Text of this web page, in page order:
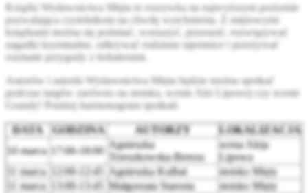
Książki Wydawnictwa Mięta to rozrywka na najwyższym poziomie
pozwalająca czytelnikom na chwilę wytchnienia. Z miętowymi
książkami można się pośmiać, wzruszyć, przerazić, rozwiązywać
zagadki kryminalne, odkrywać rodzinne tajemnice i przeżywać
rozmaite przygody z bohaterami.
Autorów i autorki Wydawnictwa Mięta będzie można spotkać
podczas targów zarówno na stoisku, scenie Alei Lipowej czy scenie
Grandy! Poniżej harmonogram spotkań:
DATA GODZINA AUTORZY
LOKALIZACJA
10 marca
17:00-18:00
Agnieszka
Trzeszkowska-Bereza
scena Aleja
Lipowa
11 marca
12:00-12:45 Agnieszka Kulbat
stoisko Mięty
11 marca
13:00-13:45 Małgorzata Starosta
stoisko Mięty